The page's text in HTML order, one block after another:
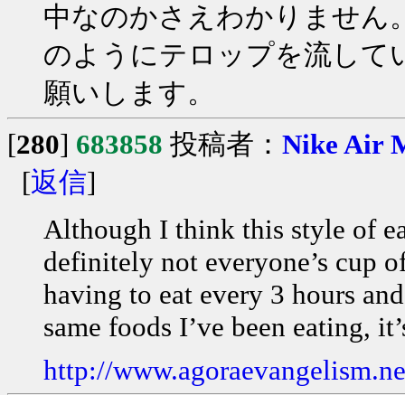
中なのかさえわかりません
のようにテロップを流して
願いします。
[280] 683858 投稿者： Nike Air
[返信]
Although I think this style of
definitely not everyone’s cup
having to eat every 3 hours
same foods I’ve been eating,
http://